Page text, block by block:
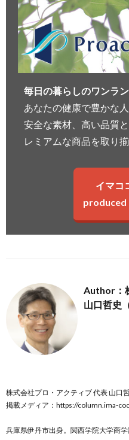
毎日の暮らしのワンラ
あなたの健康で豊かな
安全な素材、高い品質
レミアムな商品を取り揃
イマコ
produced
Author：
山口哲史
株式会社プロ・アクティブ 代表 山口
掲載メディア： https://column.ima-
兵庫県伊丹市出身。関西学院大学商学